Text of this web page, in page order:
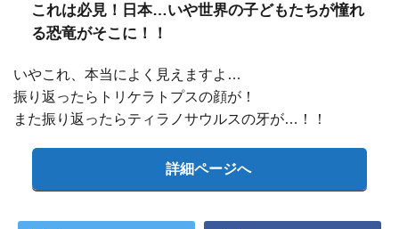
これは必見！日本…いや世界の子どもたちが憧れ
る恐竜がそこに！！
いやこれ、本当によく見えますよ…
振り返ったらトリケラトプスの顔が！
また振り返ったらティラノサウルスの牙が…！！
詳細ページへ